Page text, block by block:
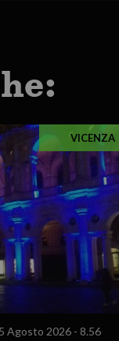
VICENZA
5 Agosto 2026 - 8.56